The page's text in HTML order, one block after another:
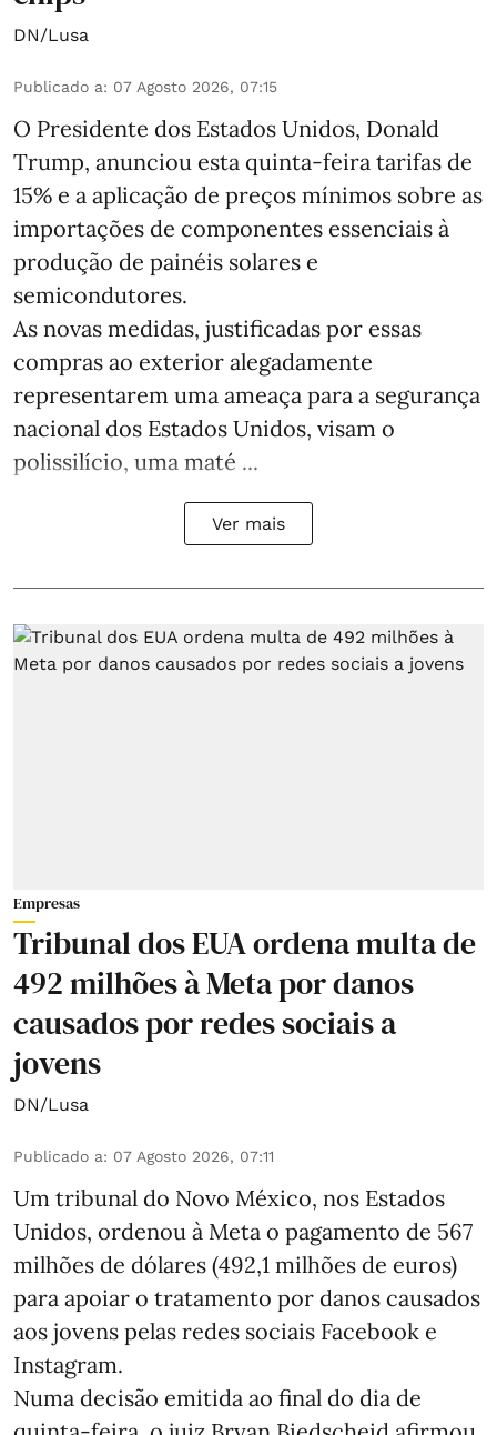
DN/Lusa
Publicado a: 07 Agosto 2026, 07:15
O Presidente dos Estados Unidos, Donald
Trump, anunciou esta quinta-feira tarifas de
15% e a aplicação de preços mínimos sobre as
importações de componentes essenciais à
produção de painéis solares e
semicondutores.
As novas medidas, justificadas por essas
compras ao exterior alegadamente
representarem uma ameaça para a segurança
nacional dos Estados Unidos, visam o
polissilício, uma maté ...
Ver mais
Empresas
Tribunal dos EUA ordena multa de
492 milhões à Meta por danos
causados por redes sociais a
jovens
DN/Lusa
Publicado a: 07 Agosto 2026, 07:11
Um tribunal do Novo México, nos Estados
Unidos, ordenou à Meta o pagamento de 567
milhões de dólares (492,1 milhões de euros)
para apoiar o tratamento por danos causados
aos jovens pelas redes sociais Facebook e
Instagram.
Numa decisão emitida ao final do dia de